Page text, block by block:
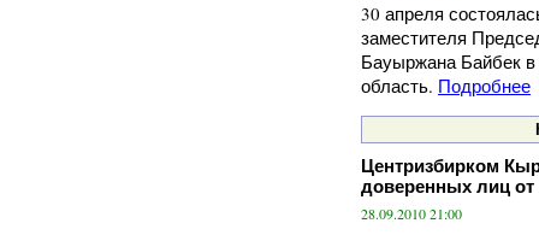
30 апреля
заместителя
Бауыржана Байбек в
область. Подробнее
Центризбирком
доверенных лиц от
28.09.2010 21:00